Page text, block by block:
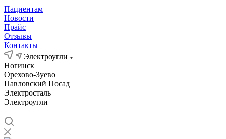
Пациентам
Новости
Прайс
Отзывы
Контакты
Электроугли
Ногинск
Орехово-Зуево
Павловский Посад
Электросталь
Электроугли